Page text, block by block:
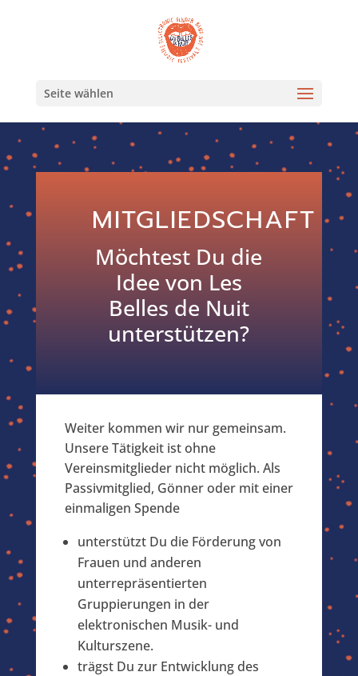
Seite wählen
MITGLIEDSCHAFT
Möchtest Du die
Idee von Les
Belles de Nuit
unterstützen?
Weiter kommen wir nur gemeinsam.
Unsere Tätigkeit ist ohne
Vereinsmitglieder nicht möglich. Als
Passivmitglied, Gönner oder mit einer
einmaligen Spende
unterstützt Du die Förderung von
Frauen und anderen
unterrepräsentierten
Gruppierungen in der
elektronischen Musik- und
Kulturszene.
trägst Du zur Entwicklung des